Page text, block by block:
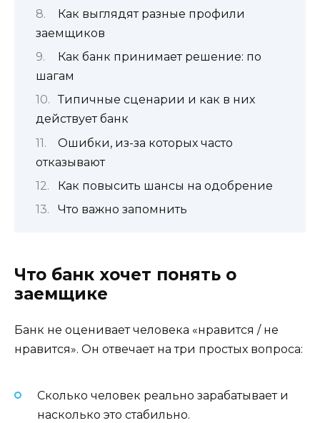
Как выглядят разные профили
заемщиков
Как банк принимает решение: по
шагам
Типичные сценарии и как в них
действует банк
Ошибки, из-за которых часто
отказывают
Как повысить шансы на одобрение
Что важно запомнить
Что банк хочет понять о
заемщике
Банк не оценивает человека «нравится / не
нравится». Он отвечает на три простых вопроса:
Сколько человек реально зарабатывает и
насколько это стабильно.